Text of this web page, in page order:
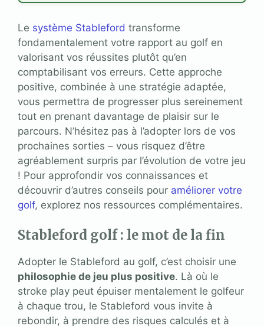
Le système Stableford transforme
fondamentalement votre rapport au golf en
valorisant vos réussites plutôt qu’en
comptabilisant vos erreurs. Cette approche
positive, combinée à une stratégie adaptée,
vous permettra de progresser plus sereinement
tout en prenant davantage de plaisir sur le
parcours. N’hésitez pas à l’adopter lors de vos
prochaines sorties – vous risquez d’être
agréablement surpris par l’évolution de votre jeu
! Pour approfondir vos connaissances et
découvrir d’autres conseils pour améliorer votre
golf, explorez nos ressources complémentaires.
Stableford golf : le mot de la fin
Adopter le Stableford au golf, c’est choisir une
philosophie de jeu plus positive. Là où le
stroke play peut épuiser mentalement le golfeur
à chaque trou, le Stableford vous invite à
rebondir, à prendre des risques calculés et à